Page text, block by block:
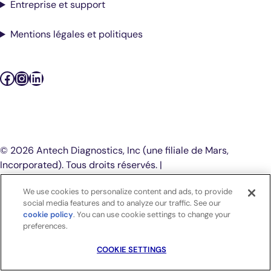
Entreprise et support
Mentions légales et politiques
Facebook
Instagram
LinkedIn
© 2026 Antech Diagnostics, Inc (une filiale de Mars,
Incorporated). Tous droits réservés. |
We use cookies to personalize content and ads, to provide
social media features and to analyze our traffic. See our
cookie policy(opens in a new tab)
. You can use cookie settings to change your
preferences.
COOKIE SETTINGS